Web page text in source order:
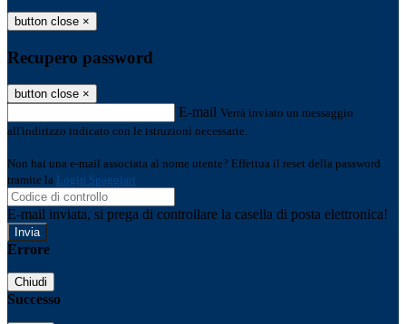
button close ×
Recupero password
button close ×
E-mail Verrà inviato un messaggio
all'indirizzo indicato con le istruzioni necessarie.
Non hai una e-mail associata al nome utente? Effettua il reset della password
tramite la Login Spaggiari
E-mail inviata, si prega di controllare la casella di posta elettronica!
Errore
Chiudi
Successo